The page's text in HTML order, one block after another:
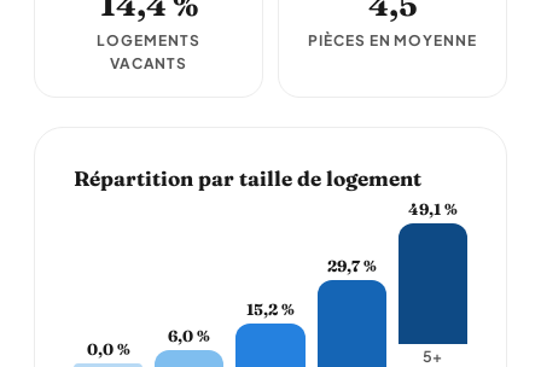
LOGEMENTS
VACANTS
PIÈCES EN MOYENNE
Répartition par taille de logement
0,0 %
6,0 %
15,2 %
29,7 %
49,1 %
5+